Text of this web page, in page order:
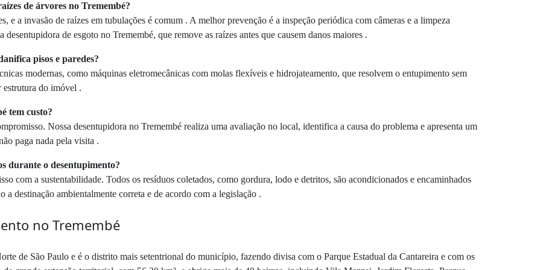
de árvores no Tremembé?
e a invasão de raízes em tubulações é comum . A melhor prevenção é a inspeção periódica com câmeras e a limpeza
de esgoto no Tremembé, que remove as raízes antes que causem danos maiores .
pisos e paredes?
modernas, como máquinas eletromecânicas com molas flexíveis e hidrojateamento, que resolvem o entupimento sem
estrutura do imóvel .
tem custo?
Nossa desentupidora no Tremembé realiza uma avaliação no local, identifica a causa do problema e apresenta um
paga nada pela visita .
durante o desentupimento?
com a sustentabilidade. Todos os resíduos coletados, como gordura, lodo e detritos, são acondicionados e encaminhados
a destinação ambientalmente correta e de acordo com a legislação .
no Tremembé
de São Paulo e é o distrito mais setentrional do município, fazendo divisa com o Parque Estadual da Cantareira e com os